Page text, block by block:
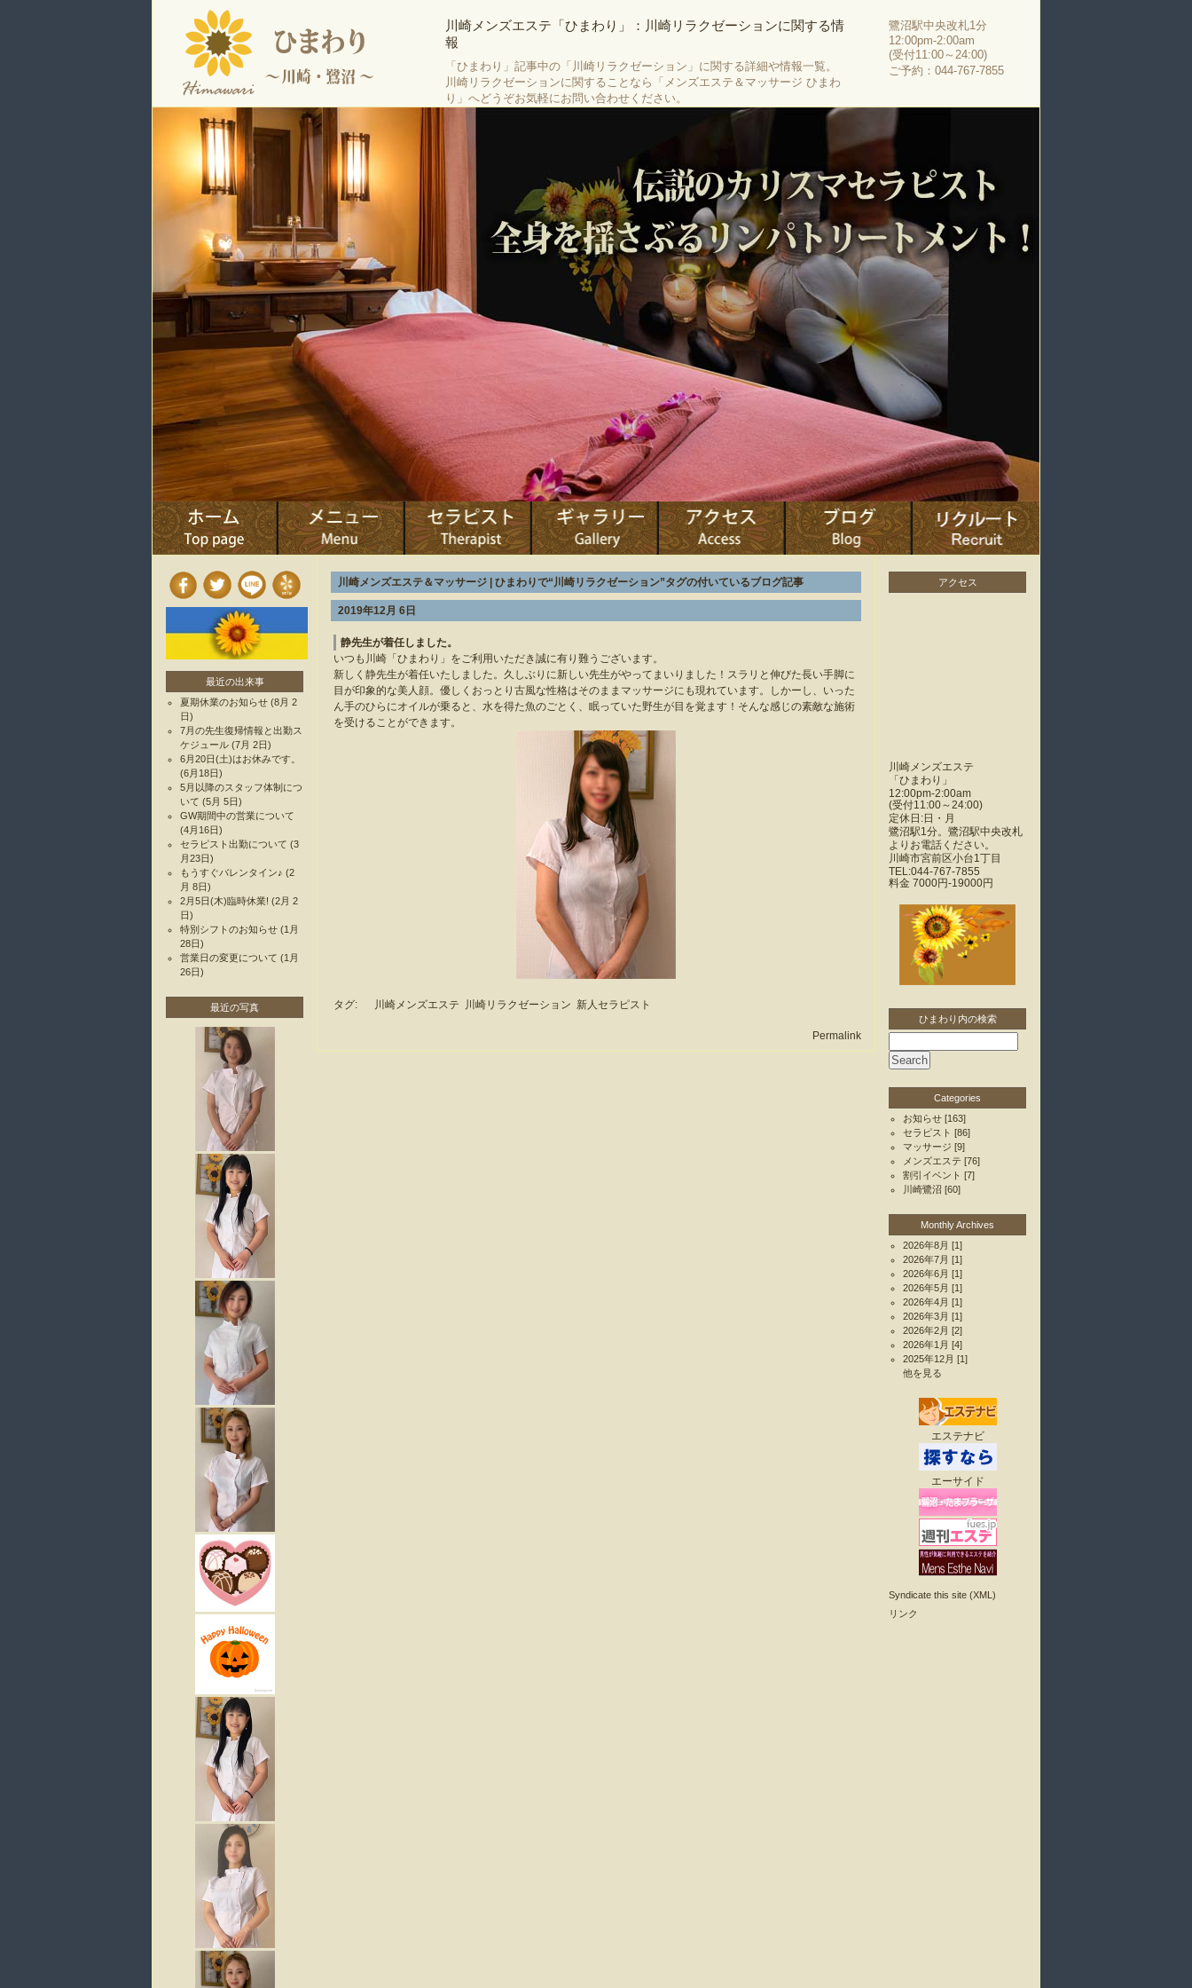
川崎メンズエステ「ひまわり」：川崎リラクゼーションに関する情
報
「ひまわり」記事中の「川崎リラクゼーション」に関する詳細や情報一覧。
川崎リラクゼーションに関することなら「メンズエステ＆マッサージ ひまわ
り」へどうぞお気軽にお問い合わせください。
鷺沼駅中央改札1分
12:00pm-2:00am
(受付11:00～24:00)
ご予約：044-767-7855
川崎メンズエステ＆マッサージ | ひまわりで“川崎リラクゼーション”タグの付いているブログ記事
2019年12月 6日
静先生が着任しました。
いつも川崎「ひまわり」をご利用いただき誠に有り難うございます。
新しく静先生が着任いたしました。久しぶりに新しい先生がやってまいりました！スラリと伸びた長い手脚に
目が印象的な美人顔。優しくおっとり古風な性格はそのままマッサージにも現れています。しかーし、いった
ん手のひらにオイルが乗ると、水を得た魚のごとく、眠っていた野生が目を覚ます！そんな感じの素敵な施術
を受けることができます。
タグ: 川崎メンズエステ 川崎リラクゼーション 新人セラピスト
Permalink
最近の出来事
夏期休業のお知らせ (8月 2
日)
7月の先生復帰情報と出勤ス
ケジュール (7月 2日)
6月20日(土)はお休みです。
(6月18日)
5月以降のスタッフ体制につ
いて (5月 5日)
GW期間中の営業について
(4月16日)
セラピスト出勤について (3
月23日)
もうすぐバレンタイン♪ (2
月 8日)
2月5日(木)臨時休業! (2月 2
日)
特別シフトのお知らせ (1月
28日)
営業日の変更について (1月
26日)
最近の写真
アクセス
川崎メンズエステ
「ひまわり 」
12:00pm-2:00am
(受付11:00～24:00)
定休日:日・月
鷺沼駅1分。鷺沼駅中央改札
よりお電話ください。
川崎市宮前区小台1丁目
TEL:044-767-7855
料金 7000円-19000円
ひまわり内の検索
Categories
お知らせ [163]
セラピスト [86]
マッサージ [9]
メンズエステ [76]
割引イベント [7]
川崎鷺沼 [60]
Monthly Archives
2026年8月 [1]
2026年7月 [1]
2026年6月 [1]
2026年5月 [1]
2026年4月 [1]
2026年3月 [1]
2026年2月 [2]
2026年1月 [4]
2025年12月 [1]
他を見る
エステナビ
エーサイド
Syndicate this site (XML)
リンク